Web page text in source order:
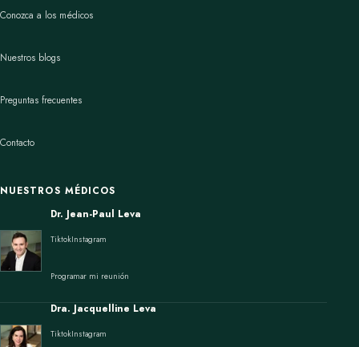
Conozca a los médicos
Nuestros blogs
Preguntas frecuentes
Contacto
NUESTROS MÉDICOS
Dr. Jean-Paul Leva
TiktokInstagram
Programar mi reunión
Dra. Jacquelline Leva
TiktokInstagram